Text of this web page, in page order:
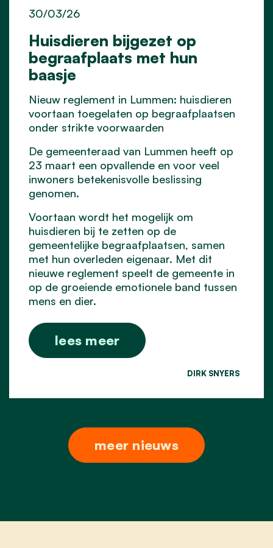
Huisdieren bijgezet op
begraafplaats met hun
baasje
30/03/26
Nieuw reglement in Lummen: huisdieren
voortaan toegelaten op begraafplaatsen
onder strikte voorwaarden
De gemeenteraad van Lummen heeft op
23 maart een opvallende en voor veel
inwoners betekenisvolle beslissing
genomen.
Voortaan wordt het mogelijk om
huisdieren bij te zetten op de
gemeentelijke begraafplaatsen, samen
met hun overleden eigenaar. Met dit
nieuwe reglement speelt de gemeente in
op de groeiende emotionele band tussen
mens en dier.
lees meer
DIRK SNYERS
meer nieuws